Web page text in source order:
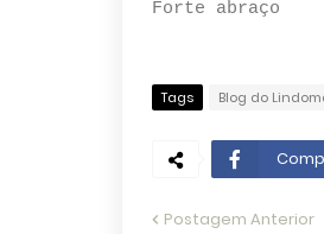
Forte abraço
Tags Blog do
Postagem Anterior